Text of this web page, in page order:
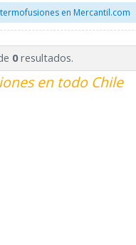
en Mercantil.com
0resultados.
en todo Chile